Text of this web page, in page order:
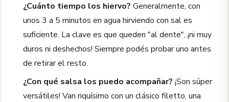
¿Cuánto tiempo los hiervo? Generalmente, con
unos 3 a 5 minutos en agua hirviendo con sal es
suficiente. La clave es que queden "al dente", ¡ni muy
duros ni deshechos! Siempre podés probar uno antes
de retirar el resto.
¿Con qué salsa los puedo acompañar? ¡Son súper
versátiles! Van riquísimo con un clásico filetto, una